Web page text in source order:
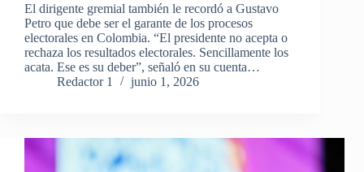
El dirigente gremial también le recordó a Gustavo
Petro que debe ser el garante de los procesos
electorales en Colombia. “El presidente no acepta o
rechaza los resultados electorales. Sencillamente los
acata. Ese es su deber”, señaló en su cuenta…
Redactor 1
junio 1, 2026